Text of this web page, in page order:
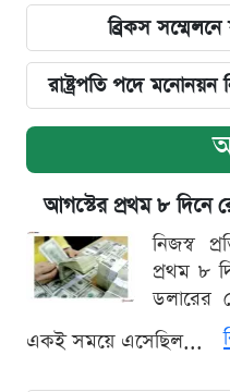
ব্রিকস সম্মেলনে
রাষ্ট্রপতি পদে
আগস্টের প্রথম ৮ দিনে
নিজস্ব
প্রথম ৮
ডলারের
একই সময়ে এসেছিল...